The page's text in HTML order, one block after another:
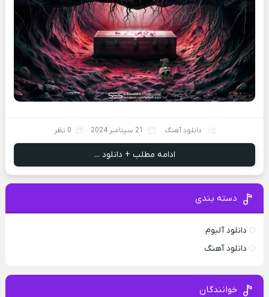
دانلود آهنگ 21 سپتامبر 2024 0 نظر
ادامه مطلب + دانلود ...
دسته بندی
دانلود آلبوم
دانلود آهنگ
خوانندگان